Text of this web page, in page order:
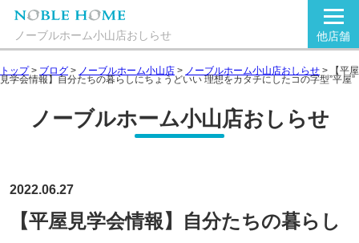
ノーブルホーム小山店おしらせ 他店舗
トップ> ブログ > ノーブルホーム小山店 > ノーブルホーム小山店おしらせ > 【平屋
見学会情報】自分たちの暮らしにちょうどいい 理想をカタチにしたコの字型”平屋”
ノーブルホーム小山店おしらせ
2022.06.27
【平屋見学会情報】自分たちの暮らし